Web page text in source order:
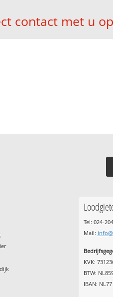
contact met u
Tel: 024-
Mail:
KVK:
BTW:
IBAN: